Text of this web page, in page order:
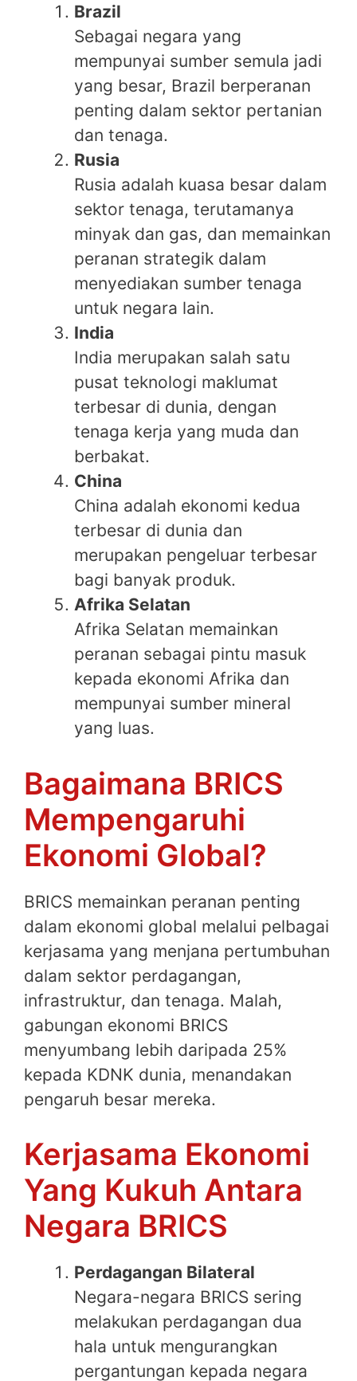
Brazil
Sebagai negara yang
mempunyai sumber semula jadi
yang besar, Brazil berperanan
penting dalam sektor pertanian
dan tenaga.
Rusia
Rusia adalah kuasa besar dalam
sektor tenaga, terutamanya
minyak dan gas, dan memainkan
peranan strategik dalam
menyediakan sumber tenaga
untuk negara lain.
India
India merupakan salah satu
pusat teknologi maklumat
terbesar di dunia, dengan
tenaga kerja yang muda dan
berbakat.
China
China adalah ekonomi kedua
terbesar di dunia dan
merupakan pengeluar terbesar
bagi banyak produk.
Afrika Selatan
Afrika Selatan memainkan
peranan sebagai pintu masuk
kepada ekonomi Afrika dan
mempunyai sumber mineral
yang luas.
Bagaimana BRICS
Mempengaruhi
Ekonomi Global?
BRICS memainkan peranan penting
dalam ekonomi global melalui pelbagai
kerjasama yang menjana pertumbuhan
dalam sektor perdagangan,
infrastruktur, dan tenaga. Malah,
gabungan ekonomi BRICS
menyumbang lebih daripada 25%
kepada KDNK dunia, menandakan
pengaruh besar mereka.
Kerjasama Ekonomi
Yang Kukuh Antara
Negara BRICS
Perdagangan Bilateral
Negara-negara BRICS sering
melakukan perdagangan dua
hala untuk mengurangkan
pergantungan kepada negara